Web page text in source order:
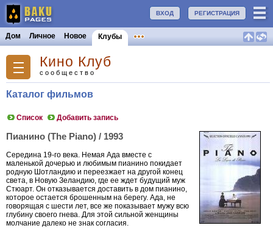
РЕГИСТРАЦИЯ
ВХОД
Дом Личное Новое Клубы
Кино Клуб
сообщество
Каталог фильмов
Список Добавить запись
Пианино (The Piano) / 1993
Середина 19-го века. Немая Ада вместе с
маленькой дочерью и любимым пианино покидает
родную Шотландию и переезжает на другой конец
света, в Новую Зеландию, где ее ждет будущий муж
Стюарт. Он отказывается доставить в дом пианино,
которое остается брошенным на берегу. Ада, не
говорящая с шести лет, все же показывает мужу всю
глубину своего гнева. Для этой сильной женщины
молчание далеко не знак согласия.